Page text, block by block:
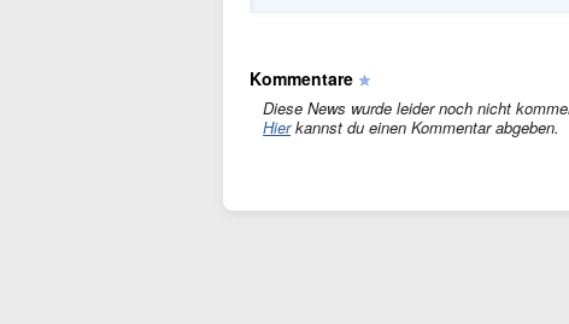
Kommentare
Diese News wurde leider noch nicht
Hierkannst du einen Kommentar abgeben.